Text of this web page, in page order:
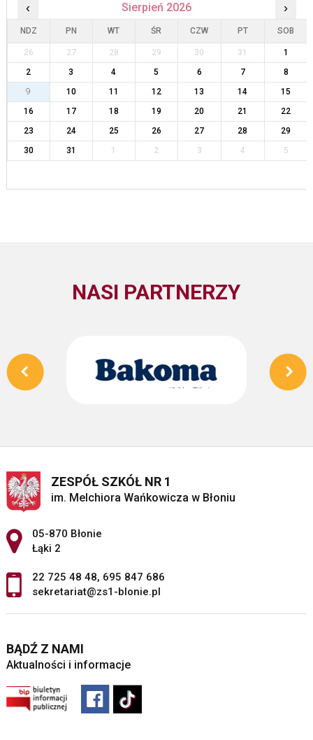
‹ Sierpień 2026 ›
NDZ PN WT ŚR CZW PT SOB
26 27 28 29 30 31
1
2
3 4 5 6 7
8
9
10 11 12 13 14
15
16
17 18 19 20 21
22
23
24 25 26 27 28
29
30
31 1 2 3 4 5
NASI PARTNERZY
ZESPÓŁ SZKÓŁ NR 1
im. Melchiora Wańkowicza w Błoniu
Adres pocztowy:
05-870 Błonie
Łąki 2
22 725 48 48, 695 847 686
sekretariat@zs1-blonie.pl
BĄDŹ Z NAMI
Aktualności i informacje